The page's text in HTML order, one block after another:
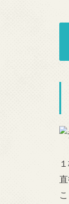
こ